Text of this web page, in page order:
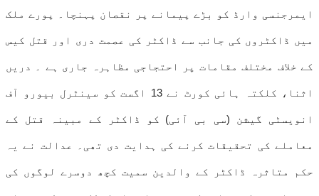
ایمرجنسی وارڈ کو بڑے پیمانے پر نقصان پہنچا۔ پورے ملک
میں ڈاکٹروں کی جانب سے ڈاکٹر کی عصمت دری اور قتل کیس
کے خلاف مختلف مقامات پر احتجاجی مظاہرہ جاری ہے ۔ دریں
اثنا، کلکتہ ہائی کورٹ نے 13 اگست کو سینٹرل بیورو آف
انویسٹی گیشن (سی بی آئی) کو ڈاکٹر کے مبینہ قتل کے
معاملے کی تحقیقات کرنے کی ہدایت دی تھی۔ عدالت نے یہ
حکم متاثرہ ڈاکٹر کے والدین سمیت کچھ دوسرے لوگوں کی